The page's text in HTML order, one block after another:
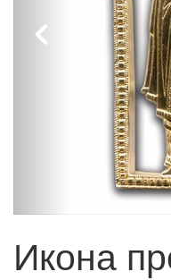
Икона